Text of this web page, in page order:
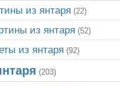
из янтаря (22)
из янтаря (52)
из янтаря (92)
(203)